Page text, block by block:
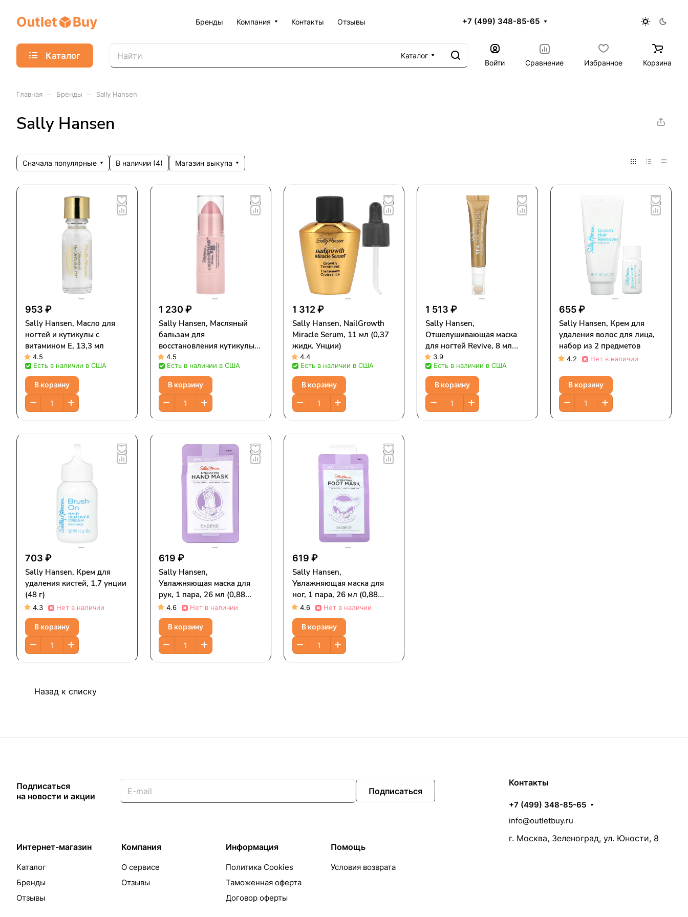
Бренды Компания Контакты Отзывы +7 (499) 348-85-65
Каталог
Каталог
Войти
Сравнение Избранное Корзина
Главная Бренды Sally Hansen
Sally Hansen
Сначала популярные В наличии (4) Магазин выкупа
953 ₽
Sally Hansen, Масло для
ногтей и кутикулы с
витамином E, 13,3 мл
4.5
Есть в наличии в США
В корзину
1 230 ₽
Sally Hansen, Масляный
бальзам для
восстановления кутикулы,
6 г (0,21 унции)
4.5
Есть в наличии в США
В корзину
1 312 ₽
Sally Hansen, NailGrowth
Miracle Serum, 11 мл (0,37
жидк. Унции)
4.4
Есть в наличии в США
В корзину
1 513 ₽
Sally Hansen,
Отшелушивающая маска
для ногтей Revive, 8 мл
(0,27 жидк. Унции)
3.9
Есть в наличии в США
В корзину
655 ₽
Sally Hansen, Крем для
удаления волос для лица,
набор из 2 предметов
4.2 Нет в наличии
В корзину
703 ₽
Sally Hansen, Крем для
удаления кистей, 1,7 унции
(48 г)
4.3 Нет в наличии
В корзину
619 ₽
Sally Hansen,
Увлажняющая маска для
рук, 1 пара, 26 мл (0,88
жидк. Унции)
4.6 Нет в наличии
В корзину
619 ₽
Sally Hansen,
Увлажняющая маска для
ног, 1 пара, 26 мл (0,88
жидк. Унции)
4.6 Нет в наличии
В корзину
Назад к списку
Подписаться
на новости и акции
Подписаться
Интернет-магазин
Каталог
Бренды
Отзывы
Компания
О сервисе
Отзывы
Информация
Политика Cookies
Таможенная оферта
Договор оферты
Помощь
Условия возврата
Контакты
+7 (499) 348-85-65
info@outletbuy.ru
г. Москва, Зеленоград, ул. Юности, 8